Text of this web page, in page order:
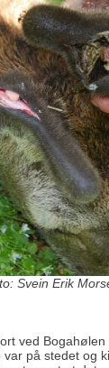
Svein Erik
ved
på stedet og